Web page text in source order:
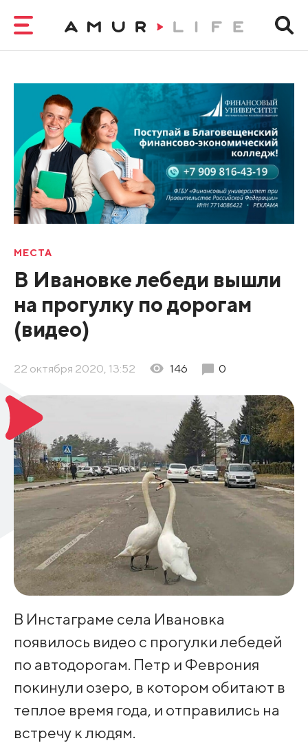
МЕСТА
В Ивановке лебеди вышли
на прогулку по дорогам
(видео)
22 октября 2020, 13:52 146 0
В Инстаграме села Ивановка
появилось видео с прогулки лебедей
по автодорогам. Петр и Феврония
покинули озеро, в котором обитают в
теплое время года, и отправились на
встречу к людям.